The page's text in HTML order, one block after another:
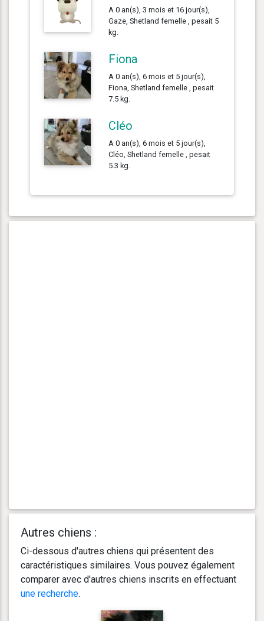
A 0 an(s), 3 mois et 16 jour(s),
Gaze, Shetland femelle , pesait 5
kg.
Fiona
A 0 an(s), 6 mois et 5 jour(s),
Fiona, Shetland femelle , pesait
7.5 kg.
Cléo
A 0 an(s), 6 mois et 5 jour(s),
Cléo, Shetland femelle , pesait
5.3 kg.
Autres chiens :
Ci-dessous d'autres chiens qui présentent des
caractéristiques similaires. Vous pouvez également
comparer avec d'autres chiens inscrits en effectuant
une recherche.